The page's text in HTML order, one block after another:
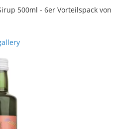
500ml - 6er Vorteilspack von